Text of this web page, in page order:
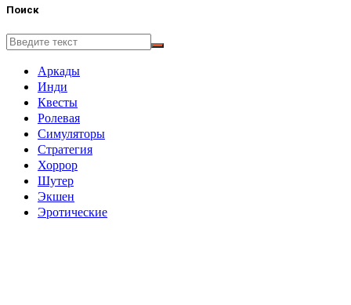
Поиск
Аркады
Инди
Квесты
Ролевая
Симуляторы
Стратегия
Хоррор
Шутер
Экшен
Эротические